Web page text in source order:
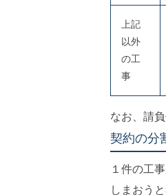
上記
以外
の工
事
なお、請
契約の分
１件の工
しまおう